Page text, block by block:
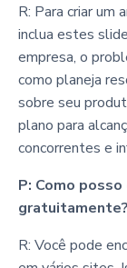
R: Para criar um
inclua estes
empresa, o
como planeja
sobre seu
plano para
concorrentes e
P: Como
gratuitamente?
R: Você pode